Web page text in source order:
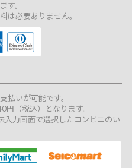
す。
は必要ありません。
払いが可能です。
（税込）となります。
入力画面で選択したコンビニのい